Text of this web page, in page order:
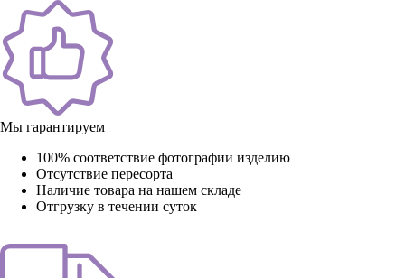
Мы гарантируем
100% соответствие фотографии изделию
Отсутствие пересорта
Наличие товара на нашем складе
Отгрузку в течении суток